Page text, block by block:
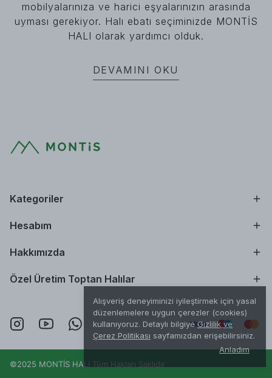
Alışveriş deneyiminizi iyileştirmek için yasal
düzenlemelere uygun çerezler (cookies)
kullanıyoruz. Detaylı bilgiyeGizlilik ve
Çerez Politikası sayfamızdan erişebilirsiniz.
Anladım
mobilyalarınıza ve harici eşyalarınızın arasında
uyması gerekiyor. Halı ebatı seçiminizde MONTİS
HALI olarak yardımcı olduk.
DEVAMINI OKU
Kategoriler
Hesabım
Hakkımızda
Özel Üretim Toptan Halılar
©2025 MONTİS HALI Tüm Hakları Saklıdır